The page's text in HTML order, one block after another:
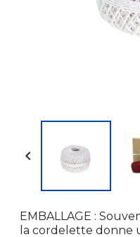

EMBALLAGE :
la cordelette donne